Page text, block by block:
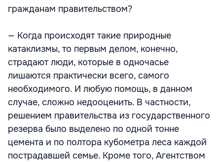
гражданам правительством?
— Когда происходят такие природные
катаклизмы, то первым делом, конечно,
страдают люди, которые в одночасье
лишаются практически всего, самого
необходимого. И любую помощь, в данном
случае, сложно недооценить. В частности,
решением правительства из государственного
резерва было выделено по одной тонне
цемента и по полтора кубометра леса каждой
пострадавшей семье. Кроме того, Агентством